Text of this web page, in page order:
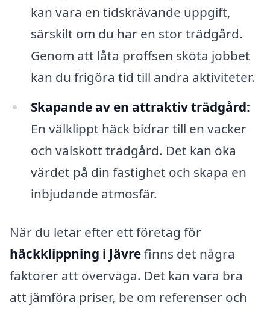
kan vara en tidskrävande uppgift,
särskilt om du har en stor trädgård.
Genom att låta proffsen sköta jobbet
kan du frigöra tid till andra aktiviteter.
Skapande av en attraktiv trädgård:
En välklippt häck bidrar till en vacker
och välskött trädgård. Det kan öka
värdet på din fastighet och skapa en
inbjudande atmosfär.
När du letar efter ett företag för
häckklippning i Jävrefinns det några
faktorer att överväga. Det kan vara bra
att jämföra priser, be om referenser och